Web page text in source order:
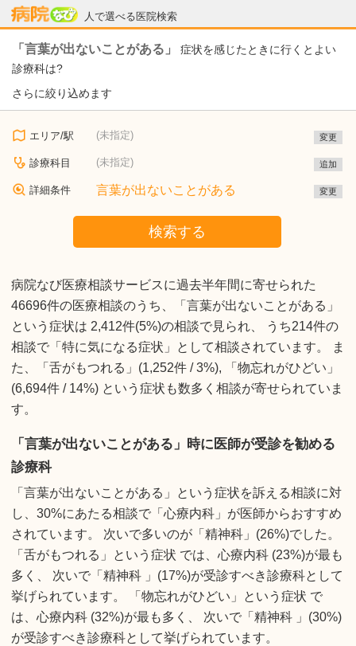
人で選べる医院検索
病院なび
「言葉が出ないことがある」
症状を感じたときに行くとよい
診療科は?
さらに絞り込めます
エリア/駅 (未指定) 変更
診療科目 (未指定) 追加
詳細条件 言葉が出ないことがある 変更
検索する
病院なび医療相談サービスに過去半年間に寄せられた
46696件の医療相談のうち、「言葉が出ないことがある」
という症状は 2,412件(5%)の相談で見られ、 うち214件の
相談で「特に気になる症状」として相談されています。 ま
た、「舌がもつれる」(1,252件 / 3%), 「物忘れがひどい」
(6,694件 / 14%) という症状も数多く相談が寄せられていま
す。
「言葉が出ないことがある」時に医師が受診を勧める
診療科
「言葉が出ないことがある」という症状を訴える相談に対
し、30%にあたる相談で「心療内科」が医師からおすすめ
されています。 次いで多いのが「精神科」(26%)でした。
「舌がもつれる」という症状 では、心療内科 (23%)が最も
多く、 次いで「精神科 」(17%)が受診すべき診療科として
挙げられています。 「物忘れがひどい」という症状 で
は、心療内科 (32%)が最も多く、 次いで「精神科 」(30%)
が受診すべき診療科として挙げられています。